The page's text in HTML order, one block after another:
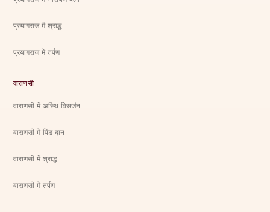
प्रयागराज में श्राद्ध
प्रयागराज में तर्पण
वाराणसी
वाराणसी में अस्थि विसर्जन
वाराणसी में पिंड दान
वाराणसी में श्राद्ध
वाराणसी में तर्पण